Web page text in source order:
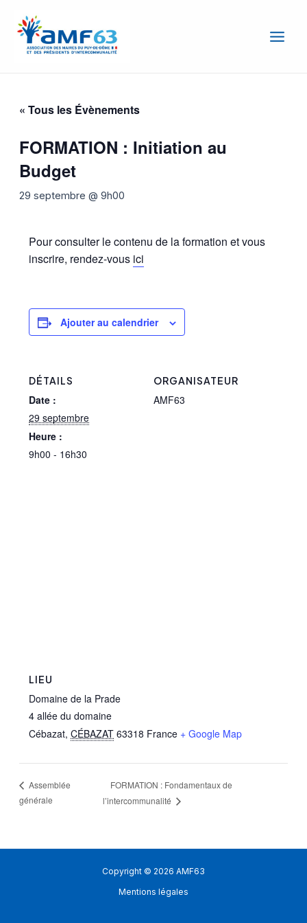
contenu
« Tous les Évènements
FORMATION : Initiation au
Budget
29 septembre @ 9h00
Pour consulter le contenu de la formation et vous
inscrire, rendez-vous ici
Ajouter au calendrier
DÉTAILS
Date :
29 septembre
Heure :
9h00 - 16h30
ORGANISATEUR
AMF63
LIEU
Domaine de la Prade
4 allée du domaine
Cébazat, CÉBAZAT 63318 France + Google Map
Assemblée
générale
FORMATION : Fondamentaux de
l’intercommunalité
Copyright © 2026 AMF63
Mentions légales